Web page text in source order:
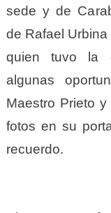
sede y de
de Rafael
quien tuvo la
algunas
Maestro Prieto
fotos en su
recuerdo.